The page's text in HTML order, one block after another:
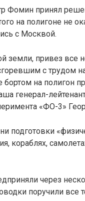
Фомин принял
на полигоне не
с Москвой.
земли, привез все
с трудом
на полигон
гене­рал-
«ФО-3»
подготовки
кораблях,
через
поручили все